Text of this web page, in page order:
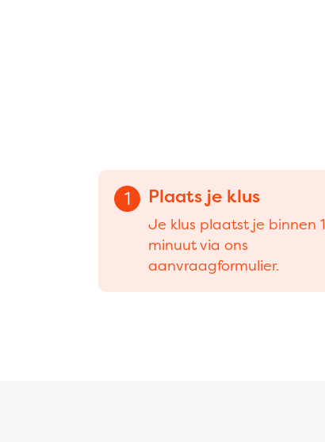
1 Plaats je klus
Je klus plaatst je binnen 1
minuut via ons
aanvraagformulier.